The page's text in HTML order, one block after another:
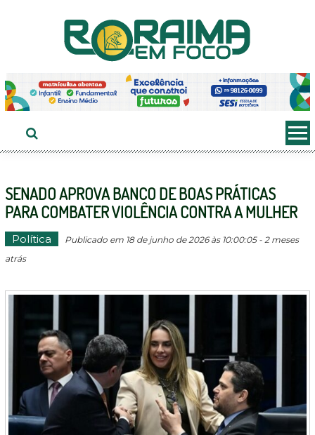
SENADO APROVA BANCO DE BOAS PRÁTICAS
PARA COMBATER VIOLÊNCIA CONTRA A MULHER
Política
Publicado em 18 de junho de 2026 às 10:00:05 - 2 meses
atrás